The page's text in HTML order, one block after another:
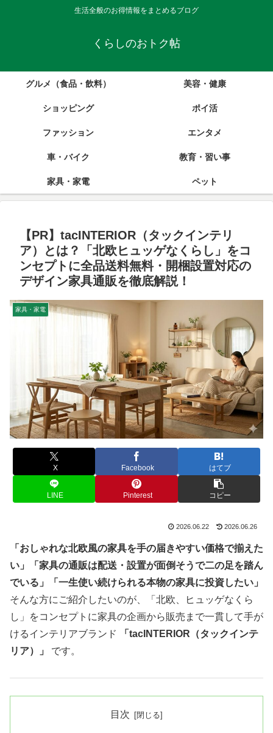
生活全般のお得情報をまとめるブログ
くらしのおトク帖
グルメ（食品・飲料） 美容・健康
ショッピング ポイ活
ファッション エンタメ
車・バイク 教育・習い事
家具・家電 ペット
【PR】tacINTERIOR（タックインテリ
ア）とは？「北欧ヒュッゲなくらし」をコ
ンセプトに全品送料無料・開梱設置対応の
デザイン家具通販を徹底解説！
家具・家電
X Facebook はてブ
LINE Pinterest コピー
2026.06.22 2026.06.26
「おしゃれな北欧風の家具を手の届きやすい価格で揃えた
い」「家具の通販は配送・設置が面倒そうで二の足を踏ん
でいる」「一生使い続けられる本物の家具に投資したい」
そんな方にご紹介したいのが、「北欧、ヒュッゲなくら
し」をコンセプトに家具の企画から販売まで一貫して手が
けるインテリアブランド
「tacINTERIOR（タックインテ
リア）」
です。
目次